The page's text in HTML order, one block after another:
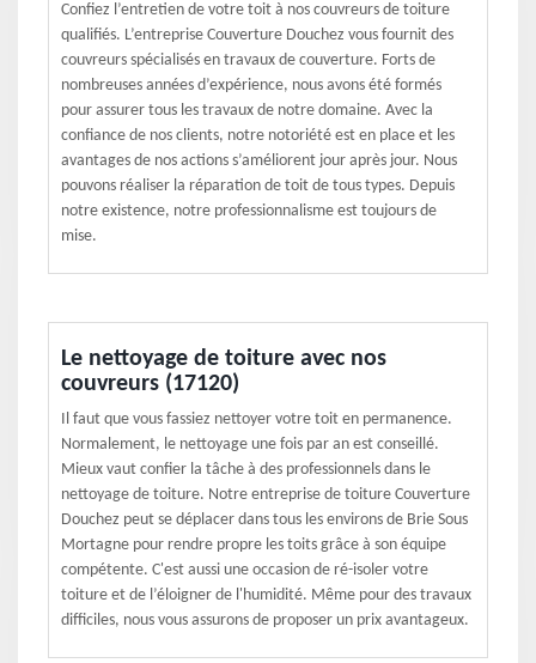
Confiez l’entretien de votre toit à nos couvreurs de toiture
qualifiés. L’entreprise Couverture Douchez vous fournit des
couvreurs spécialisés en travaux de couverture. Forts de
nombreuses années d’expérience, nous avons été formés
pour assurer tous les travaux de notre domaine. Avec la
confiance de nos clients, notre notoriété est en place et les
avantages de nos actions s’améliorent jour après jour. Nous
pouvons réaliser la réparation de toit de tous types. Depuis
notre existence, notre professionnalisme est toujours de
mise.
Le nettoyage de toiture avec nos
couvreurs (17120)
Il faut que vous fassiez nettoyer votre toit en permanence.
Normalement, le nettoyage une fois par an est conseillé.
Mieux vaut confier la tâche à des professionnels dans le
nettoyage de toiture. Notre entreprise de toiture Couverture
Douchez peut se déplacer dans tous les environs de Brie Sous
Mortagne pour rendre propre les toits grâce à son équipe
compétente. C'est aussi une occasion de ré-isoler votre
toiture et de l’éloigner de l'humidité. Même pour des travaux
difficiles, nous vous assurons de proposer un prix avantageux.